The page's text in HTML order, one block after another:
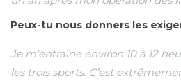
Peux-tu nous donners les
Je m’entraîne environ 10 à 12
les trois sports. C’est